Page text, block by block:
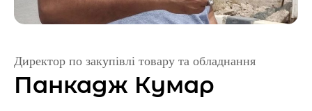
Директор по закупівлі товару та обладнання
Панкадж Кумар